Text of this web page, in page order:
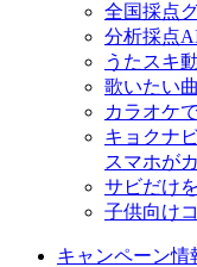
全国採点
分析採点
うたスキ
歌いたい
カラオケ
キョクナ
スマホが
サビだけ
子供向け
キャンペーン情